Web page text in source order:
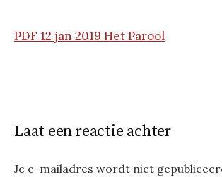
PDF 12 jan 2019 Het Parool
Laat een reactie achter
Je e-mailadres wordt niet